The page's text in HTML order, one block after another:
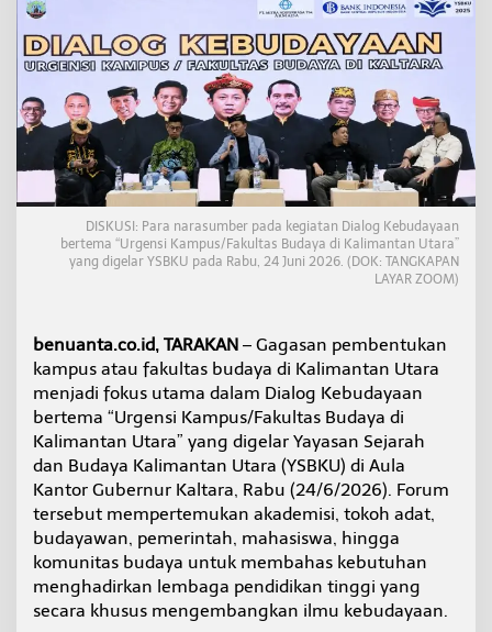
y
a
a
n
a
l
a
r
a
D
n
g
L
a
h
i
r
n
a
K
a
m
p
u
DISKUSI: Para narasumber pada kegiatan Dialog Kebudayaan
bertema “Urgensi Kampus/Fakultas Budaya di Kalimantan Utara”
yang digelar YSBKU pada Rabu, 24 Juni 2026. (DOK: TANGKAPAN
LAYAR ZOOM)
benuanta.co.id, TARAKAN – Gagasan pembentukan
kampus atau fakultas budaya di Kalimantan Utara
menjadi fokus utama dalam Dialog Kebudayaan
bertema “Urgensi Kampus/Fakultas Budaya di
Kalimantan Utara” yang digelar Yayasan Sejarah
dan Budaya Kalimantan Utara (YSBKU) di Aula
Kantor Gubernur Kaltara, Rabu (24/6/2026). Forum
tersebut mempertemukan akademisi, tokoh adat,
budayawan, pemerintah, mahasiswa, hingga
komunitas budaya untuk membahas kebutuhan
menghadirkan lembaga pendidikan tinggi yang
secara khusus mengembangkan ilmu kebudayaan.